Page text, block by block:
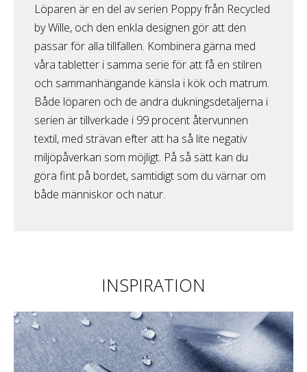
Löparen är en del av serien Poppy från Recycled
by Wille, och den enkla designen gör att den
passar för alla tillfällen. Kombinera gärna med
våra tabletter i samma serie för att få en stilren
och sammanhängande känsla i kök och matrum.
Både löparen och de andra dukningsdetaljerna i
serien är tillverkade i 99 procent återvunnen
textil, med strävan efter att ha så lite negativ
miljöpåverkan som möjligt. På så sätt kan du
göra fint på bordet, samtidigt som du värnar om
både människor och natur.
INSPIRATION